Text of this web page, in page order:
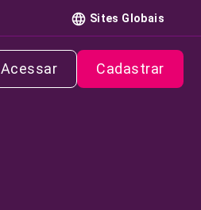
Sites Globais
Acessar Cadastrar